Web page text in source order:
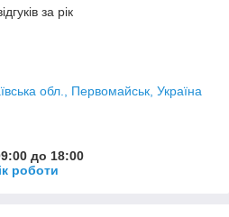
за рік
обл., Первомайськ, Україна
до 18:00
роботи